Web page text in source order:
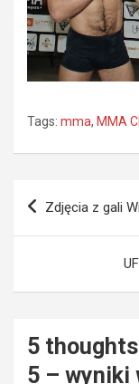
Tags: mma, MMA
Nawigacja
wpisu
Zdjęcia z gali
5 thoughts
5 – wyniki